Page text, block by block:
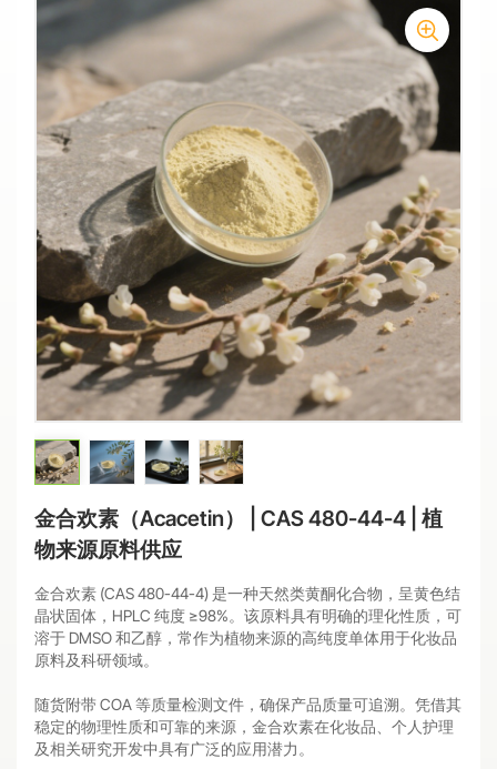
金合欢素（Acacetin） | CAS 480-44-4 | 植
物来源原料供应
金合欢素 (CAS 480-44-4) 是一种天然类黄酮化合物，呈黄色结
晶状固体，HPLC 纯度 ≥98%。该原料具有明确的理化性质，可
溶于 DMSO 和乙醇，常作为植物来源的高纯度单体用于化妆品
原料及科研领域。
随货附带 COA 等质量检测文件，确保产品质量可追溯。凭借其
稳定的物理性质和可靠的来源，金合欢素在化妆品、个人护理
及相关研究开发中具有广泛的应用潜力。